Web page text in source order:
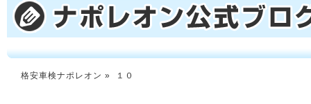
格安車検ナポレオン » １０